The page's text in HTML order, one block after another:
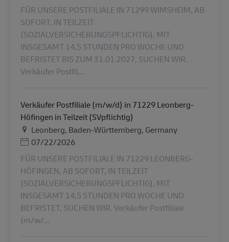
FÜR UNSERE POSTFILIALE IN 71299 WIMSHEIM, AB
SOFORT, IN TEILZEIT
(SOZIALVERSICHERUNGSPFLICHTIG), MIT
INSGESAMT 14,5 STUNDEN PRO WOCHE UND
BEFRISTET BIS ZUM 31.01.2027, SUCHEN WIR.
Verkäufer Postfil...
Verkäufer Postfiliale (m/w/d) in 71229 Leonberg-
Höfingen in Teilzeit (SVpflichtig)
PlatsLeonberg, Baden-Württemberg, Germany
Posted Date
07/22/2026
FÜR UNSERE POSTFILIALE IN 71229 LEONBERG-
HÖFINGEN, AB SOFORT, IN TEILZEIT
(SOZIALVERSICHERUNGSPFLICHTIG), MIT
INSGESAMT 14,5 STUNDEN PRO WOCHE UND
BEFRISTET, SUCHEN WIR. Verkäufer Postfiliale
(m/w/...